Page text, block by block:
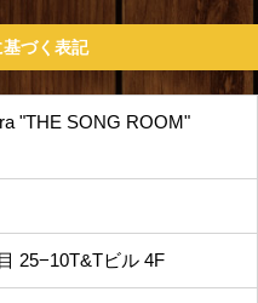
づく表記
"THE SONG ROOM"
25−10T&Tビル 4F